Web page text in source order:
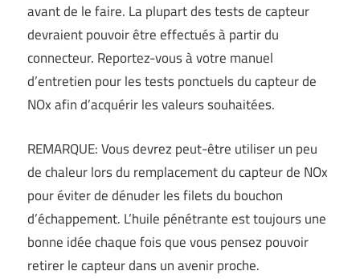
avant de le faire. La plupart des tests de capteur
devraient pouvoir être effectués à partir du
connecteur. Reportez-vous à votre manuel
d’entretien pour les tests ponctuels du capteur de
NOx afin d’acquérir les valeurs souhaitées.
REMARQUE: Vous devrez peut-être utiliser un peu
de chaleur lors du remplacement du capteur de NOx
pour éviter de dénuder les filets du bouchon
d’échappement. L’huile pénétrante est toujours une
bonne idée chaque fois que vous pensez pouvoir
retirer le capteur dans un avenir proche.